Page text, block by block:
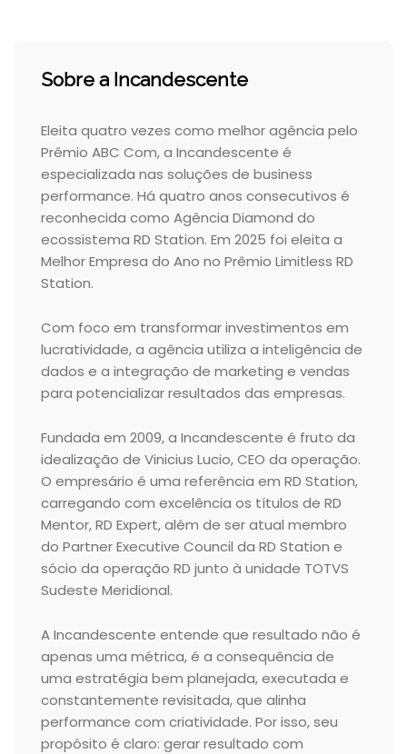
Sobre a Incandescente
Eleita quatro vezes como melhor agência pelo
Prêmio ABC Com, a Incandescente é
especializada nas soluções de business
performance. Há quatro anos consecutivos é
reconhecida como Agência Diamond do
ecossistema RD Station. Em 2025 foi eleita a
Melhor Empresa do Ano no Prêmio Limitless RD
Station.
Com foco em transformar investimentos em
lucratividade, a agência utiliza a inteligência de
dados e a integração de marketing e vendas
para potencializar resultados das empresas.
Fundada em 2009, a Incandescente é fruto da
idealização de Vinicius Lucio, CEO da operação.
O empresário é uma referência em RD Station,
carregando com excelência os títulos de RD
Mentor, RD Expert, além de ser atual membro
do Partner Executive Council da RD Station e
sócio da operação RD junto à unidade TOTVS
Sudeste Meridional.
A Incandescente entende que resultado não é
apenas uma métrica, é a consequência de
uma estratégia bem planejada, executada e
constantemente revisitada, que alinha
performance com criatividade. Por isso, seu
propósito é claro: gerar resultado com